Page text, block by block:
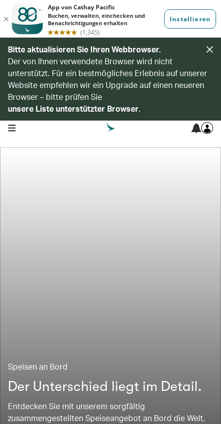
Bitte aktualisieren Sie Ihren Webbrowser.
Der von Ihnen verwendete Browser wird nicht
unterstützt. Für ein bestmögliches Erlebnis auf unserer
Website empfehlen wir ein Upgrade auf einen neueren
Browser – bitte prüfen Sie
unsere Liste unterstützter Browser.
open navigation menu
Speisen an Bord
Der Unterschied liegt im Detail.
Entdecken Sie mit unserem sorgfältig
zusammengestellten Speiseangebot an Bord die Welt,